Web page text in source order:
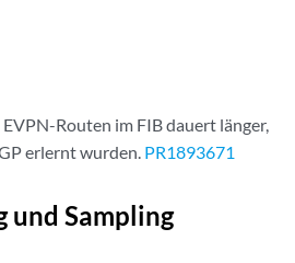
Routen im FIB dauert länger,
erlernt wurden. PR1893671
Sampling